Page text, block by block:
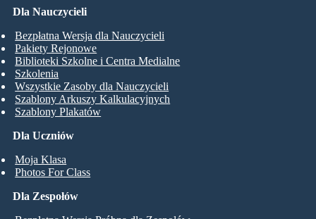
Dla Uczniów
Moja Klasa
Photos For Class
Dla Nauczycieli
Bezpłatna Wersja dla Nauczycieli
Pakiety Rejonowe
Biblioteki Szkolne i Centra Medialne
Szkolenia
Wszystkie Zasoby dla Nauczycieli
Szablony Arkuszy Kalkulacyjnych
Szablony Plakatów
Dla Zespołów